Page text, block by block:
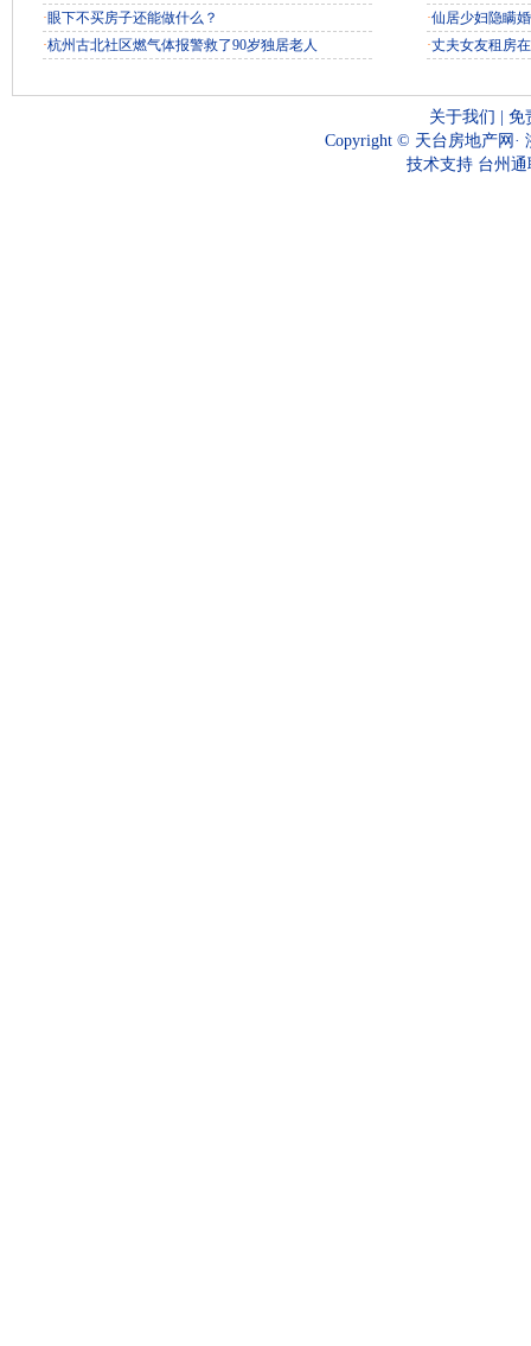
·眼下不买房子还能做什么？
·杭州古北社区燃气体报警救了90岁独居老人
·仙居少妇隐瞒
·丈夫女友租房
关于我们
免
Copyright © 天台房地产网 ·
技术支持 台州